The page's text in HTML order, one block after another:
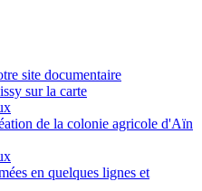
site documentaire
sur la carte
de la colonie agricole d'Aïn
en quelques lignes et